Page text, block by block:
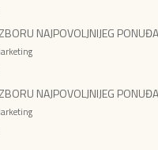
NAJPOVOLJNIJEG
NAJPOVOLJNIJEG